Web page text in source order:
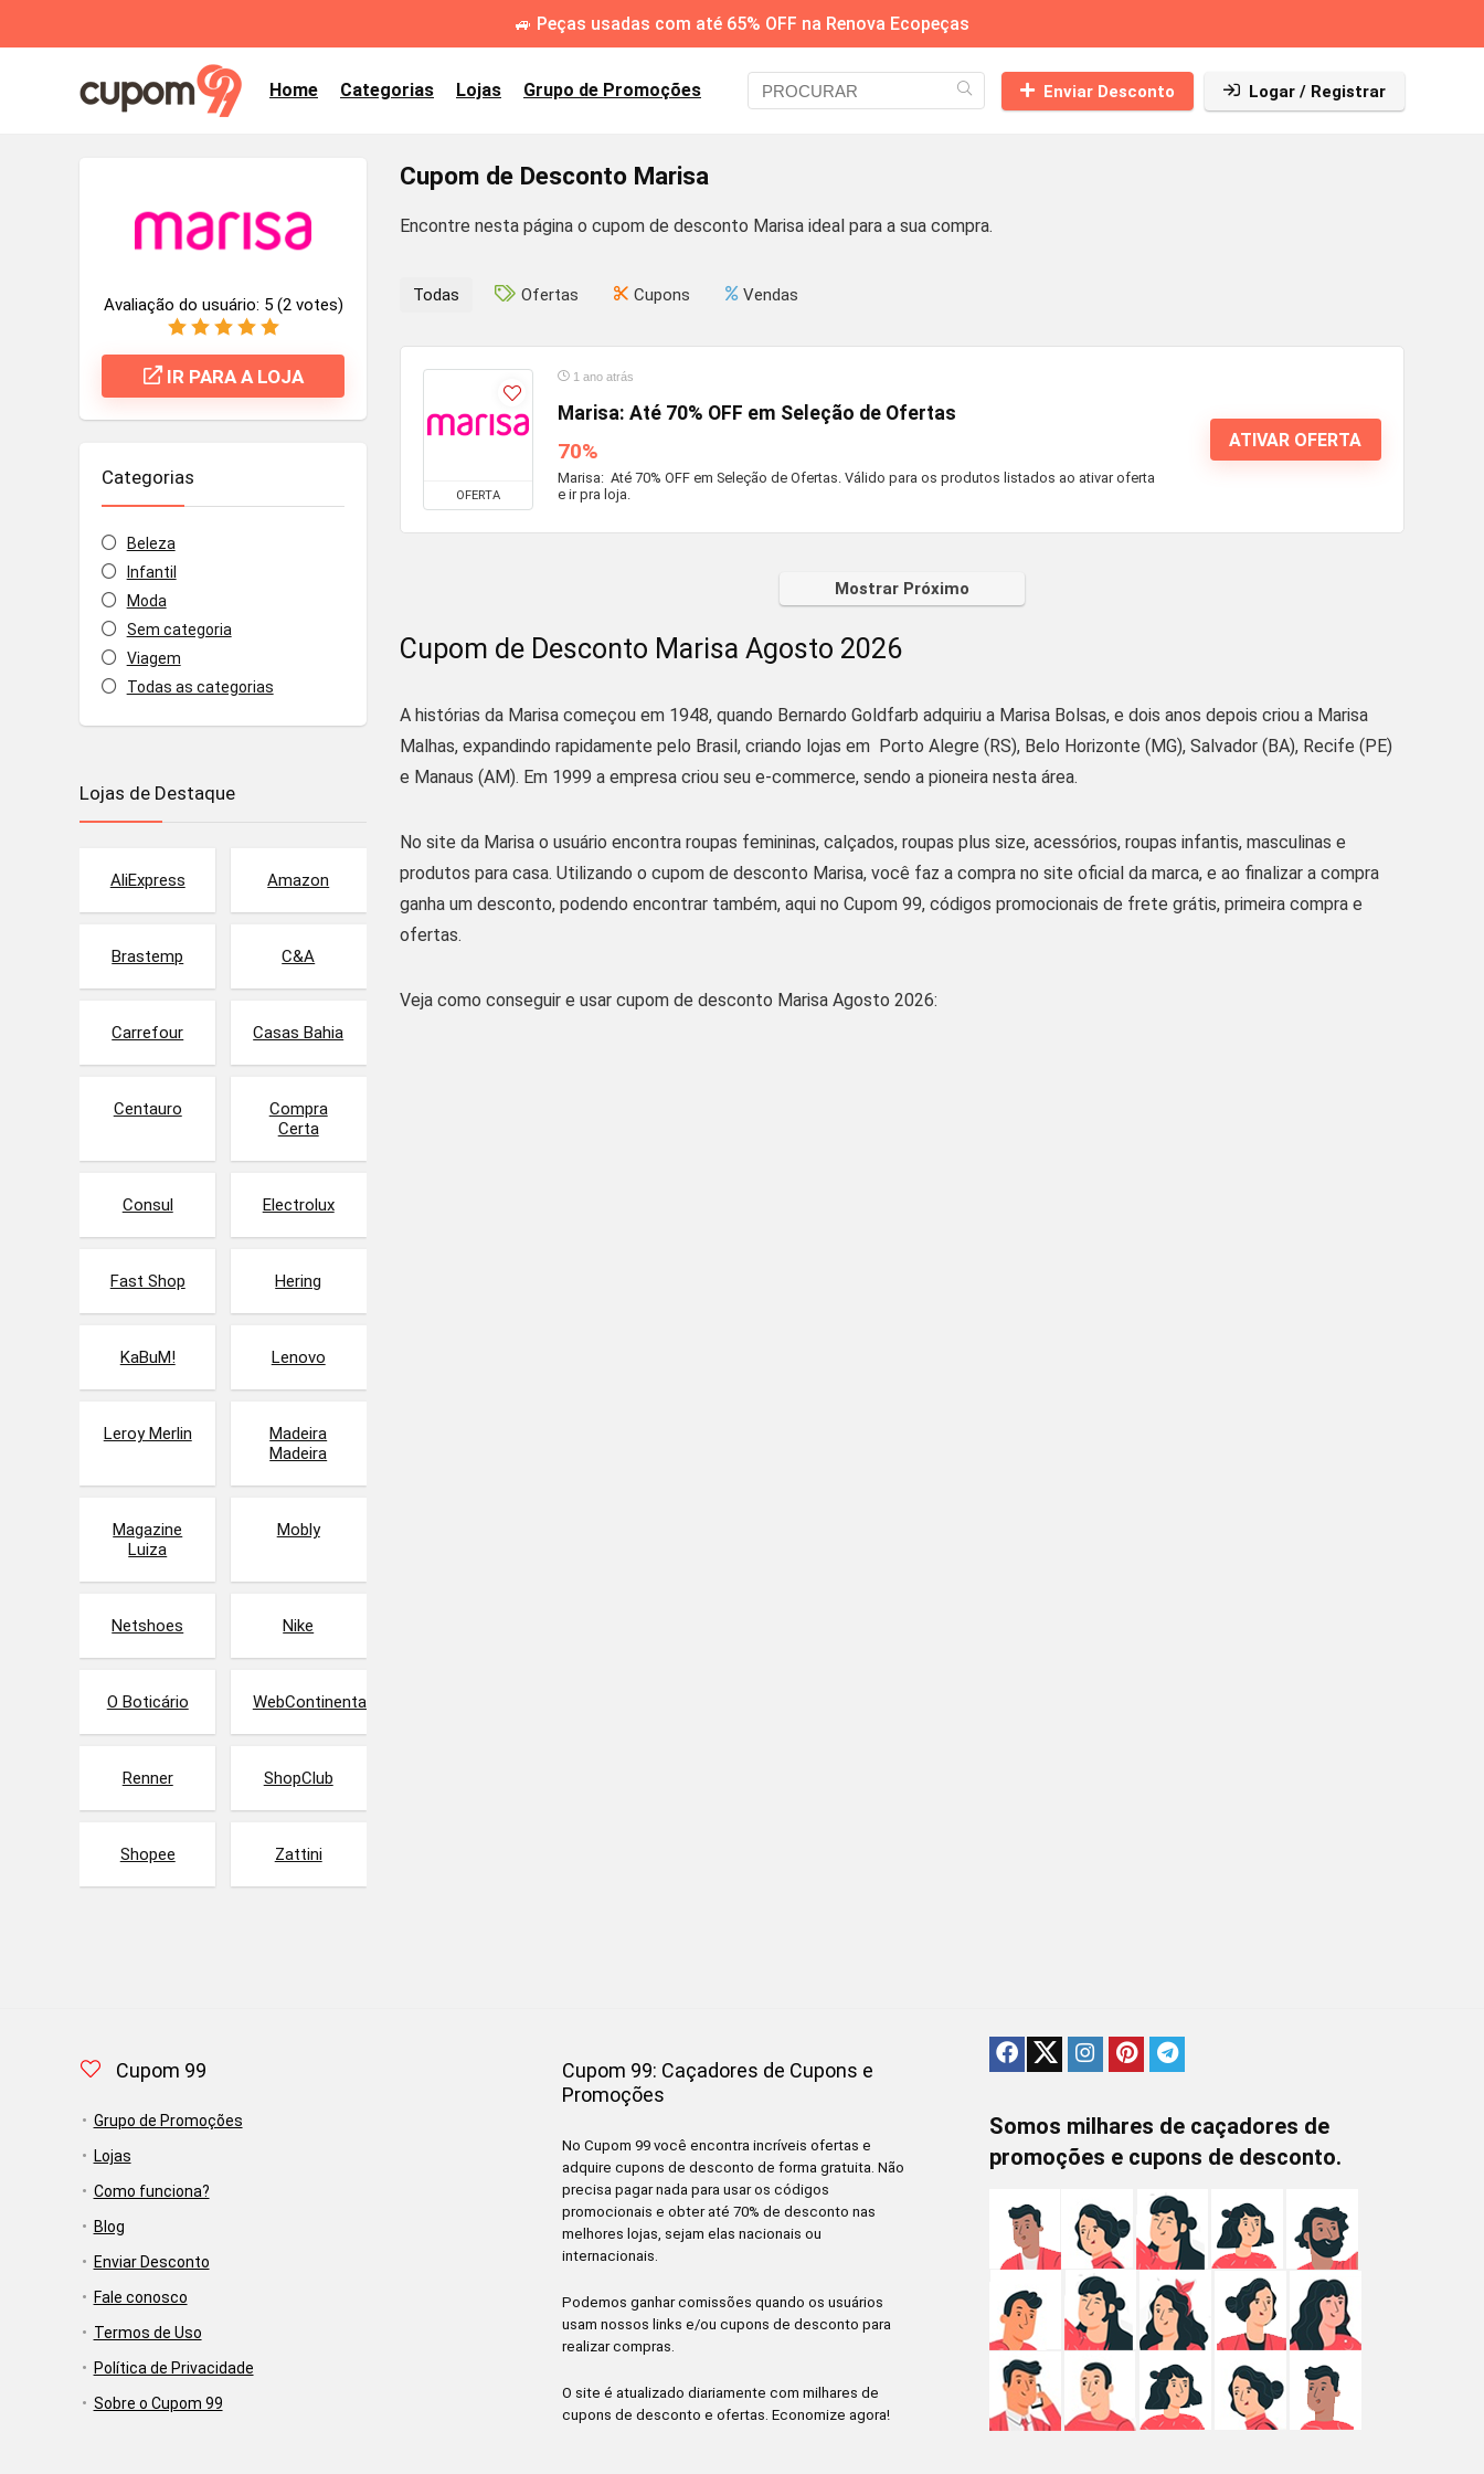
🚙 Peças usadas com até 65% OFF na Renova Ecopeças
Home Categorias Lojas Grupo de Promoções Enviar Desconto Logar / Registrar
Cupom de Desconto Marisa
Encontre nesta página o cupom de desconto Marisa ideal para a sua compra.
Avaliação do usuário: 5 (2votes)
IR PARA A LOJA
Categorias
Beleza
Infantil
Moda
Sem categoria
Viagem
Todas as categorias
Todas Ofertas Cupons Vendas
OFERTA
1 ano atrás
Marisa: Até 70% OFF em Seleção de Ofertas
70%
Marisa: Até 70% OFF em Seleção de Ofertas. Válido para os produtos listados ao ativar oferta
e ir pra loja.
ATIVAR OFERTA
Mostrar Próximo
Cupom de Desconto Marisa Agosto 2026
A histórias da Marisa começou em 1948, quando Bernardo Goldfarb adquiriu a Marisa Bolsas, e dois anos depois criou a Marisa
Malhas, expandindo rapidamente pelo Brasil, criando lojas em Porto Alegre (RS), Belo Horizonte (MG), Salvador (BA), Recife (PE)
e Manaus (AM). Em 1999 a empresa criou seu e-commerce, sendo a pioneira nesta área.
No site da Marisa o usuário encontra roupas femininas, calçados, roupas plus size, acessórios, roupas infantis, masculinas e
produtos para casa. Utilizando o cupom de desconto Marisa, você faz a compra no site oficial da marca, e ao finalizar a compra
ganha um desconto, podendo encontrar também, aqui no Cupom 99, códigos promocionais de frete grátis, primeira compra e
ofertas.
Veja como conseguir e usar cupom de desconto Marisa Agosto 2026:
Lojas de Destaque
AliExpress Amazon
Brastemp C&A
Carrefour Casas Bahia
Centauro
Compra
Certa
Consul Electrolux
Fast Shop Hering
KaBuM! Lenovo
Leroy Merlin
Madeira
Madeira
Magazine
Luiza
Mobly
Netshoes Nike
O Boticário WebContinental
Renner ShopClub
Shopee Zattini
Cupom 99
Grupo de Promoções
Lojas
Como funciona?
Blog
Enviar Desconto
Fale conosco
Termos de Uso
Política de Privacidade
Sobre o Cupom 99
Cupom 99: Caçadores de Cupons e
Promoções
No Cupom 99 você encontra incríveis ofertas e
adquire cupons de desconto de forma gratuita. Não
precisa pagar nada para usar os códigos
promocionais e obter até 70% de desconto nas
melhores lojas, sejam elas nacionais ou
internacionais.
Podemos ganhar comissões quando os usuários
usam nossos links e/ou cupons de desconto para
realizar compras.
O site é atualizado diariamente com milhares de
cupons de desconto e ofertas. Economize agora!
Somos milhares de caçadores de
promoções e cupons de desconto.